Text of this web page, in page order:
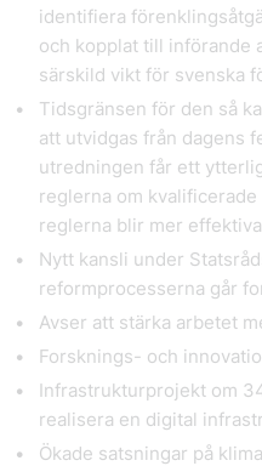
identifiera
och kopplat till införande
särskild vikt för svenska
Tidsgränsen för den så
att utvidgas från dagens
utredningen får ett
reglerna om
reglerna blir mer
Nytt kansli under
reformprocesserna går
Avser att stärka arbetet
Forsknings- och
Infrastrukturprojekt om
realisera en digital
Ökade satsningar på